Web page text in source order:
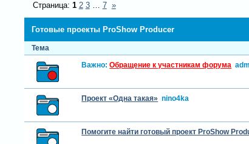
Готовые проекты ProShow Producer
Страница: 1 2 3 … 7 »
Тема
Важно: Обращение к участникам форума
Проект «Одна такая» nino4ka
Помогите найти готовый проект ProShow